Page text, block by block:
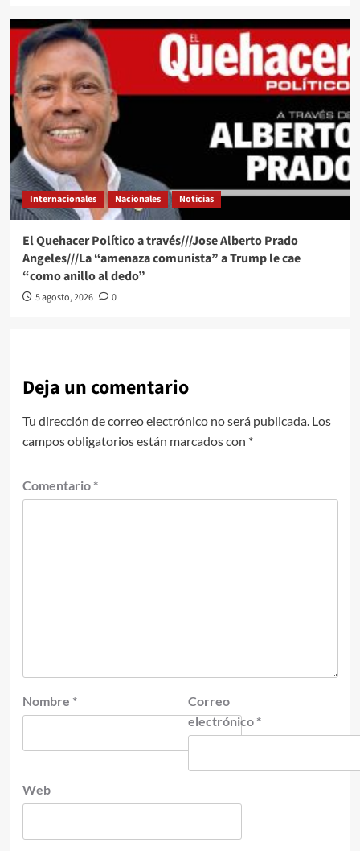
Internacionales Nacionales Noticias
El Quehacer Político a través///Jose Alberto Prado
Angeles///La “amenaza comunista” a Trump le cae
“como anillo al dedo”
5 agosto, 2026 0
Deja un comentario
Tu dirección de correo electrónico no será publicada. Los
campos obligatorios están marcados con *
Comentario *
Nombre *
Correo
electrónico *
Web